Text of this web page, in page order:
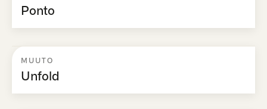
Ponto
MUUTO
Unfold